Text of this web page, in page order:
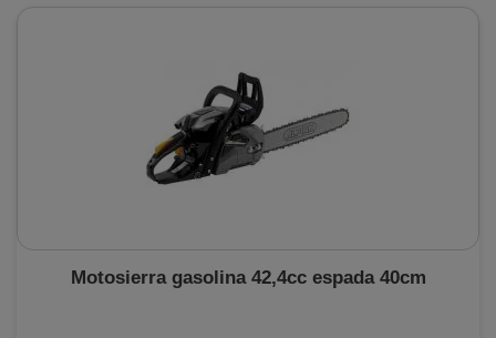
Motosierra gasolina 42,4cc espada 40cm